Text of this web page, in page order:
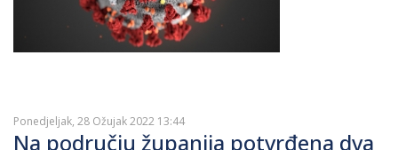
Ponedjeljak, 28 Ožujak 2022 13:44
Na području županija potvrđena dva